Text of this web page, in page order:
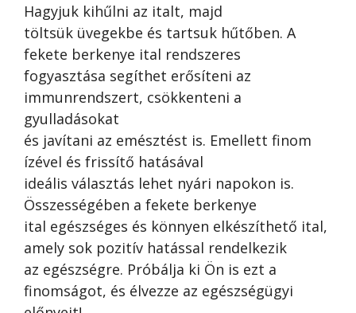
Hagyjuk kihűlni az italt, majd
töltsük üvegekbe és tartsuk hűtőben. A
fekete berkenye ital rendszeres
fogyasztása segíthet erősíteni az
immunrendszert, csökkenteni a
gyulladásokat
és javítani az emésztést is. Emellett finom
ízével és frissítő hatásával
ideális választás lehet nyári napokon is.
Összességében a fekete berkenye
ital egészséges és könnyen elkészíthető ital,
amely sok pozitív hatással rendelkezik
az egészségre. Próbálja ki Ön is ezt a
finomságot, és élvezze az egészségügyi